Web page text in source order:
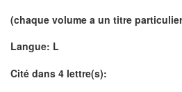
(chaque volume a un titre
Langue: L
Cité dans 4 lettre(s):